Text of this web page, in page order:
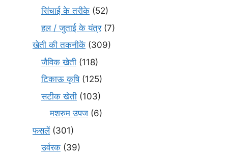
सिंचाई के तरीके (52)
हल / जुताई के यंत्र(7)
खेती की तकनीकें (309)
जैविक खेती (118)
टिकाऊ कृषि(125)
सटीक खेती (103)
मशरुम उपज (6)
फसलें(301)
उर्वरक (39)